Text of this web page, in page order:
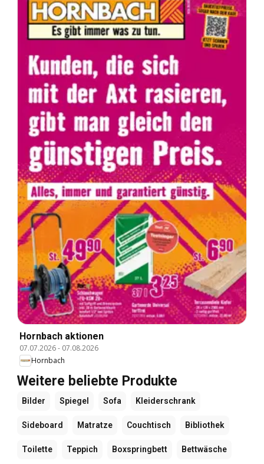
Hornbach aktionen
07.07.2026- 07.08.2026
Hornbach
Weitere beliebte Produkte
Bilder Spiegel Sofa Kleiderschrank
Sideboard Matratze Couchtisch Bibliothek
Toilette Teppich Boxspringbett Bettwäsche